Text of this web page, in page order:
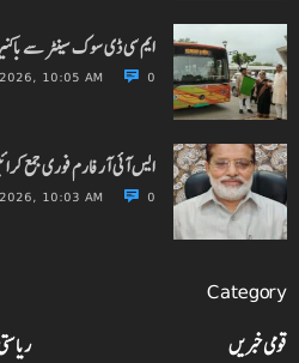
ایم سی ڈی سوک سینٹر سے
10:05 AM 0
ایس آئی آر فارم فوری جمع
10:03 AM 0
Category
قومی خبریں